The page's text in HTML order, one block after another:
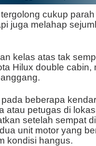
cukup
juga melahap
kelas atas tak
Hilux double
beberapa
atau petugas di
setelah sempat
unit motor yang
kondisi hangus.